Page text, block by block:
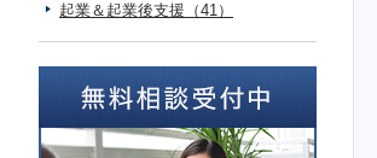
起業＆起業後支援（41）